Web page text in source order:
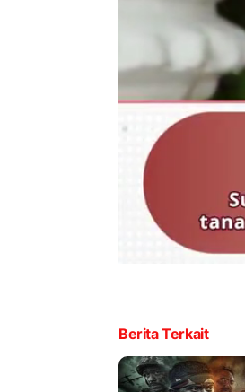
Berita Terkait